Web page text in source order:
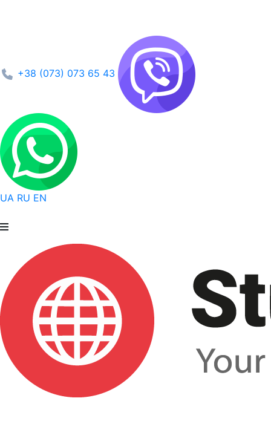
+38 (073) 073 65 43
UA RU EN